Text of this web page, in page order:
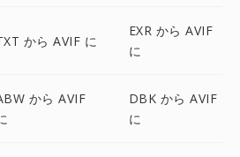
から AVIF に
EXR から AVIF
に
から AVIF
DBK から AVIF
に